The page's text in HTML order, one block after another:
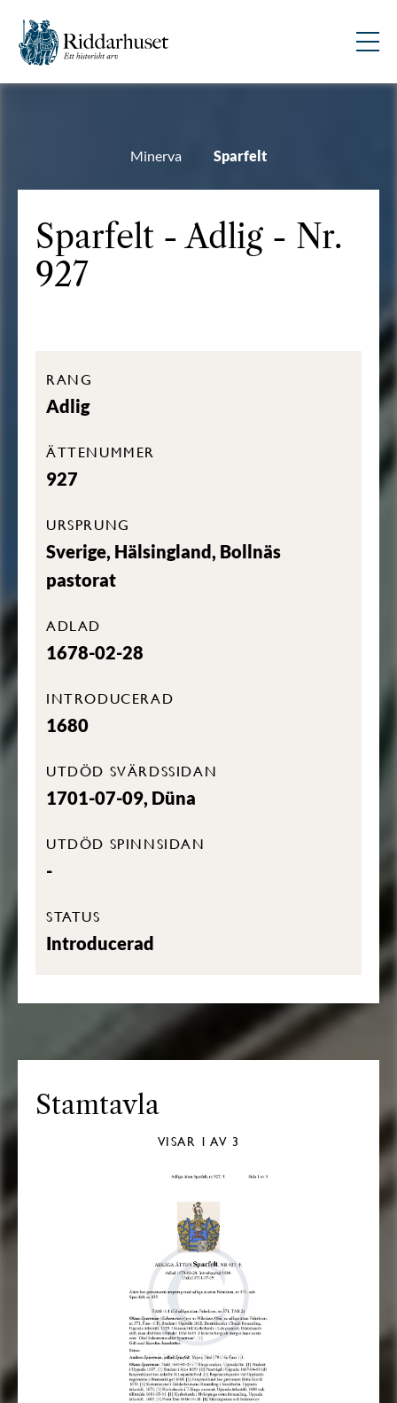
Minerva Sparfelt
Sparfelt - Adlig - Nr.
927
RANG
Adlig
ÄTTENUMMER
927
URSPRUNG
Sverige, Hälsingland, Bollnäs
pastorat
ADLAD
1678-02-28
INTRODUCERAD
1680
UTDÖD SVÄRDSSIDAN
1701-07-09, Düna
UTDÖD SPINNSIDAN
-
STATUS
Introducerad
Stamtavla
VISAR 1 AV 3